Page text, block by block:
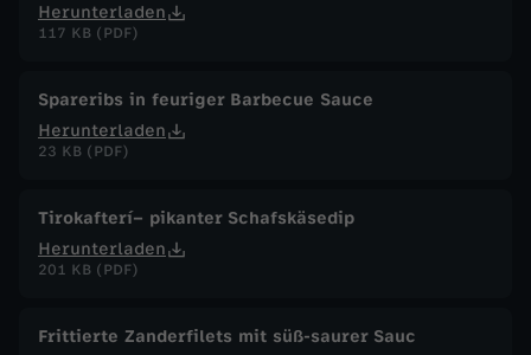
Herunterladen
117 KB (PDF)
Spareribs in feuriger Barbecue Sauce
Herunterladen
23 KB (PDF)
Tirokafterí– pikanter Schafskäsedip
Herunterladen
201 KB (PDF)
Frittierte Zanderfilets mit süß-saurer Sauc